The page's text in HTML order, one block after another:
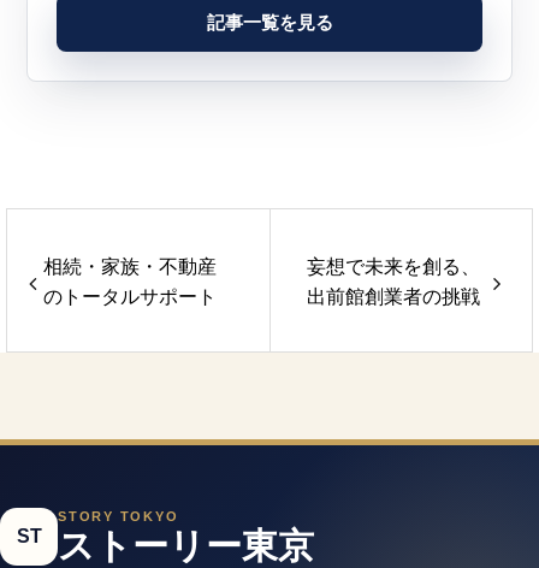
記事一覧を見る
相続・家族・不動産
のトータルサポート
妄想で未来を創る、
出前館創業者の挑戦
ST
STORY TOKYO
ストーリー東京